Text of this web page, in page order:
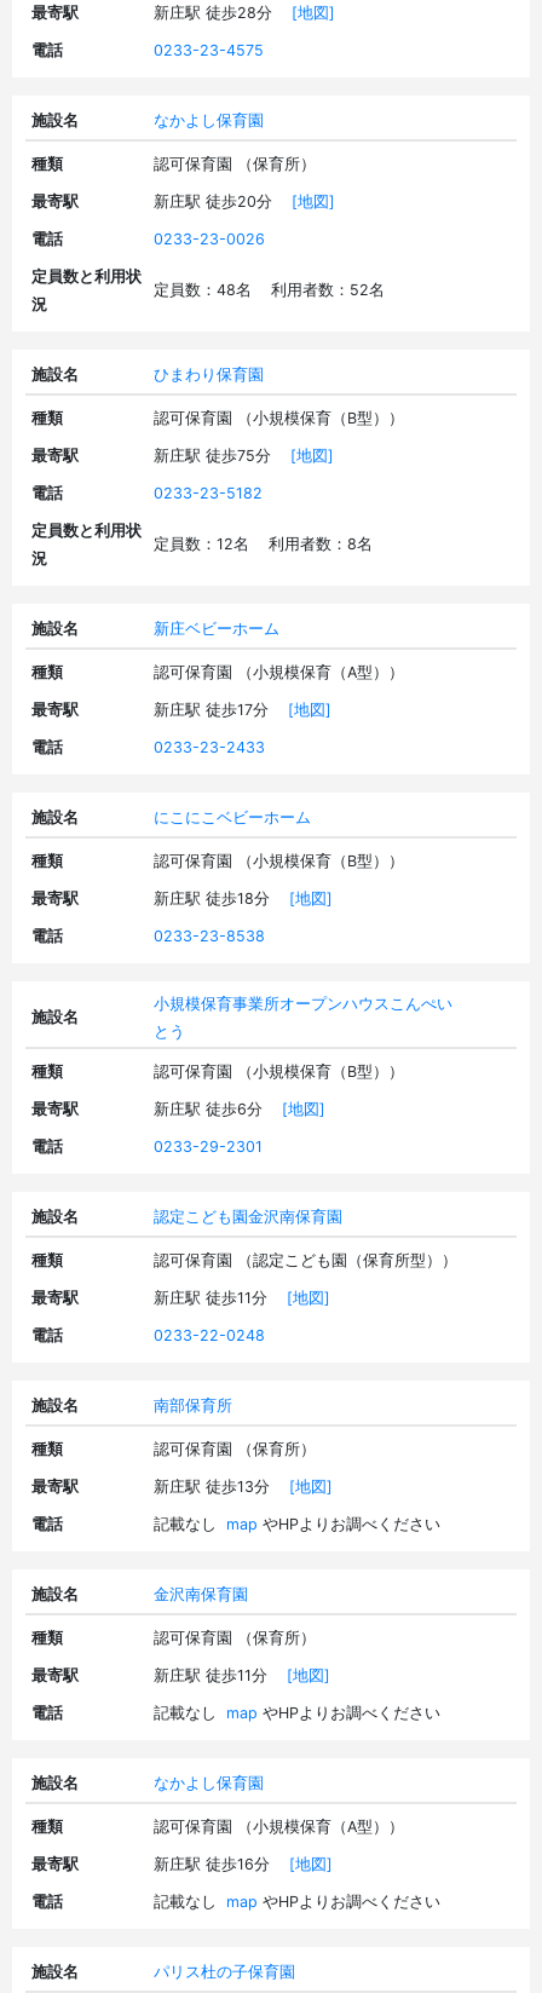
最寄駅 新庄駅 徒歩28分 [地図]
電話 0233-23-4575
施設名 なかよし保育園
種類 認可保育園 （保育所）
最寄駅 新庄駅 徒歩20分 [地図]
電話 0233-23-0026
定員数と利用状
況
定員数：48名 利用者数：52名
施設名 ひまわり保育園
種類 認可保育園 （小規模保育（B型））
最寄駅 新庄駅 徒歩75分 [地図]
電話 0233-23-5182
定員数と利用状
況
定員数：12名 利用者数：8名
施設名 新庄ベビーホーム
種類 認可保育園 （小規模保育（A型））
最寄駅 新庄駅 徒歩17分 [地図]
電話 0233-23-2433
施設名 にこにこベビーホーム
種類 認可保育園 （小規模保育（B型））
最寄駅 新庄駅 徒歩18分 [地図]
電話 0233-23-8538
施設名
小規模保育事業所オープンハウスこんぺい
とう
種類 認可保育園 （小規模保育（B型））
最寄駅 新庄駅 徒歩6分 [地図]
電話 0233-29-2301
施設名 認定こども園金沢南保育園
種類 認可保育園 （認定こども園（保育所型））
最寄駅 新庄駅 徒歩11分 [地図]
電話 0233-22-0248
施設名 南部保育所
種類 認可保育園 （保育所）
最寄駅 新庄駅 徒歩13分 [地図]
電話 記載なし map やHPよりお調べください
施設名 金沢南保育園
種類 認可保育園 （保育所）
最寄駅 新庄駅 徒歩11分 [地図]
電話 記載なし map やHPよりお調べください
施設名 なかよし保育園
種類 認可保育園 （小規模保育（A型））
最寄駅 新庄駅 徒歩16分 [地図]
電話 記載なし map やHPよりお調べください
施設名 パリス杜の子保育園